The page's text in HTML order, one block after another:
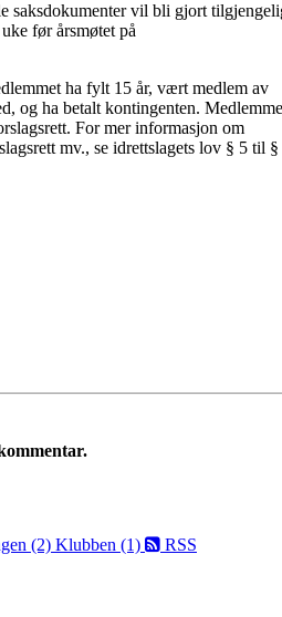
saksdokumenter vil bli gjort
før årsmøtet på
ha fylt 15 år, vært medlem av
og ha betalt kontingenten.
For mer informasjon om
mv., se idrettslagets lov § 5 til §
(2) Klubben (1) RSS